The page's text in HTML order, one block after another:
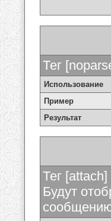
Тег
Использование
Пример
Результат
Тег
Будут